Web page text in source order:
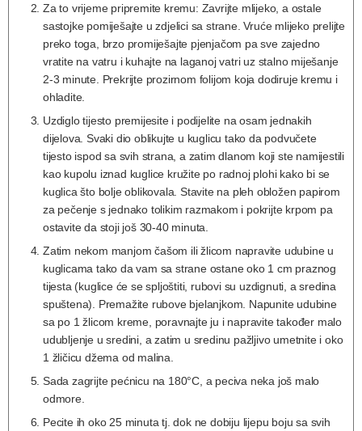
Za to vrijeme pripremite kremu: Zavrijte mlijeko, a ostale
sastojke pomiješajte u zdjelici sa strane. Vruće mlijeko prelijte
preko toga, brzo promiješajte pjenjačom pa sve zajedno
vratite na vatru i kuhajte na laganoj vatri uz stalno miješanje
2-3 minute. Prekrijte prozirnom folijom koja dodiruje kremu i
ohladite.
Uzdiglo tijesto premijesite i podijelite na osam jednakih
dijelova. Svaki dio oblikujte u kuglicu tako da podvučete
tijesto ispod sa svih strana, a zatim dlanom koji ste namijestili
kao kupolu iznad kuglice kružite po radnoj plohi kako bi se
kuglica što bolje oblikovala. Stavite na pleh obložen papirom
za pečenje s jednako tolikim razmakom i pokrijte krpom pa
ostavite da stoji još 30-40 minuta.
Zatim nekom manjom čašom ili žlicom napravite udubine u
kuglicama tako da vam sa strane ostane oko 1 cm praznog
tijesta (kuglice će se spljoštiti, rubovi su uzdignuti, a sredina
spuštena). Premažite rubove bjelanjkom. Napunite udubine
sa po 1 žlicom kreme, poravnajte ju i napravite također malo
udubljenje u sredini, a zatim u sredinu pažljivo umetnite i oko
1 žličicu džema od malina.
Sada zagrijte pećnicu na 180°C, a peciva neka još malo
odmore.
Pecite ih oko 25 minuta tj. dok ne dobiju lijepu boju sa svih